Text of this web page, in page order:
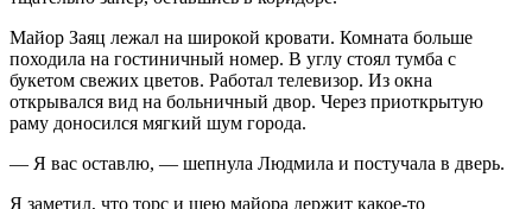
Майор Заяц лежал на широкой кровати. Комната больше
походила на гостиничный номер. В углу стоял тумба с
букетом свежих цветов. Работал телевизор. Из окна
открывался вид на больничный двор. Через приоткрытую
раму доносился мягкий шум города.
— Я вас оставлю, — шепнула Людмила и постучала в дверь.
Я заметил, что торс и шею майора держит какое-то